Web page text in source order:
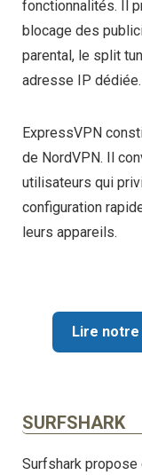
fonctionnalités. Il
blocage des
parental, le split
adresse IP dédiée.
ExpressVPN
de NordVPN. Il
utilisateurs qui
configuration
leurs appareils.
Lire notre
SURFSHARK
Surfshark